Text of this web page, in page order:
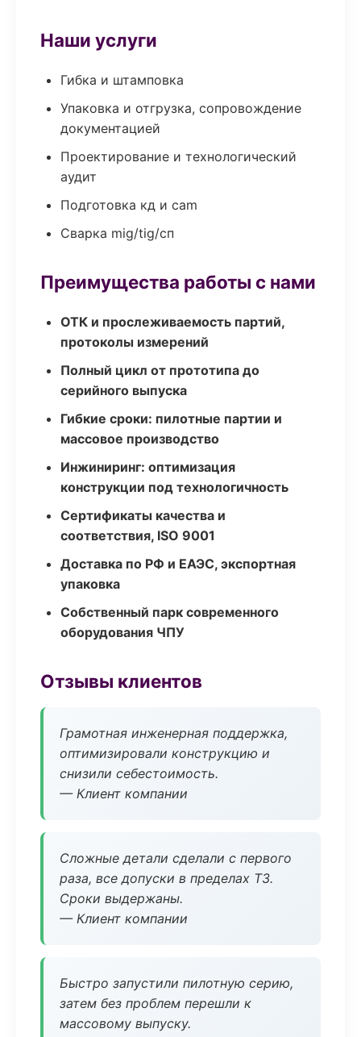
Наши услуги
Гибка и штамповка
Упаковка и отгрузка, сопровождение
документацией
Проектирование и технологический
аудит
Подготовка кд и cam
Сварка mig/tig/сп
Преимущества работы с нами
ОТК и прослеживаемость партий,
протоколы измерений
Полный цикл от прототипа до
серийного выпуска
Гибкие сроки: пилотные партии и
массовое производство
Инжиниринг: оптимизация
конструкции под технологичность
Сертификаты качества и
соответствия, ISO 9001
Доставка по РФ и ЕАЭС, экспортная
упаковка
Собственный парк современного
оборудования ЧПУ
Отзывы клиентов
Грамотная инженерная поддержка,
оптимизировали конструкцию и
снизили себестоимость.
— Клиент компании
Сложные детали сделали с первого
раза, все допуски в пределах ТЗ.
Сроки выдержаны.
— Клиент компании
Быстро запустили пилотную серию,
затем без проблем перешли к
массовому выпуску.